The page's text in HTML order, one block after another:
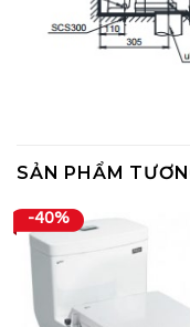
SẢN PHẨM
-40%